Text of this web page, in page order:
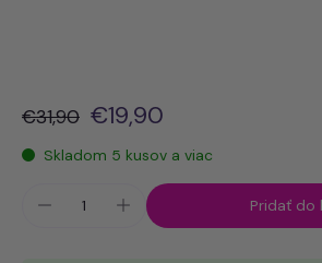
€31,90 €19,90
Skladom 5 kusov a viac
Pridať do